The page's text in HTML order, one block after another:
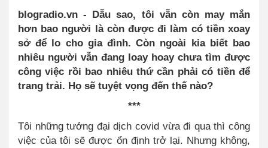
blogradio.vn - Dẫu sao, tôi vẫn còn may mắn
hơn bao người là còn được đi làm có tiền xoay
sở để lo cho gia đình. Còn ngoài kia biết bao
nhiêu người vẫn đang loay hoay chưa tìm được
công việc rồi bao nhiêu thứ cần phải có tiền để
trang trải. Họ sẽ tuyệt vọng đến thế nào?
***
Tôi những tưởng đại dịch covid vừa đi qua thì công
việc của tôi sẽ được ổn định trở lại. Nhưng không,